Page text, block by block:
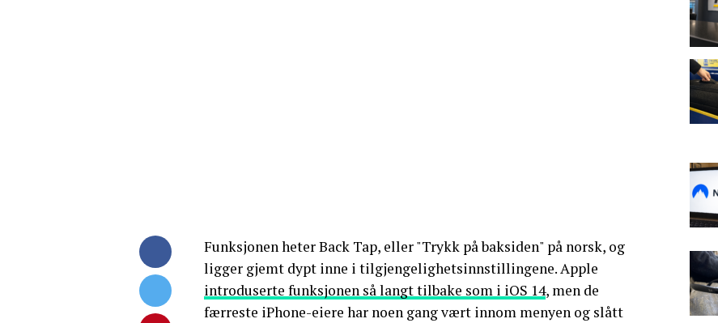
Funksjonen heter Back Tap, eller "Trykk på baksiden" på norsk, og
ligger gjemt dypt inne i tilgjengelighetsinnstillingene. Apple
introduserte funksjonen så langt tilbake som i iOS 14, men de
færreste iPhone-eiere har noen gang vært innom menyen og slått